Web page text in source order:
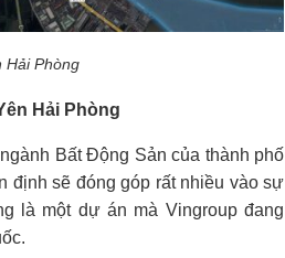
Phòng
Hải Phòng
Bất Động Sản của thành phố
định sẽ đóng góp rất nhiều vào sự
là một dự án mà Vingroup đang